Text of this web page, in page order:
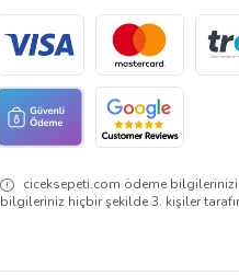
ciceksepeti.com ödeme
bilgileriniz hiçbir şekilde 3. kişiler